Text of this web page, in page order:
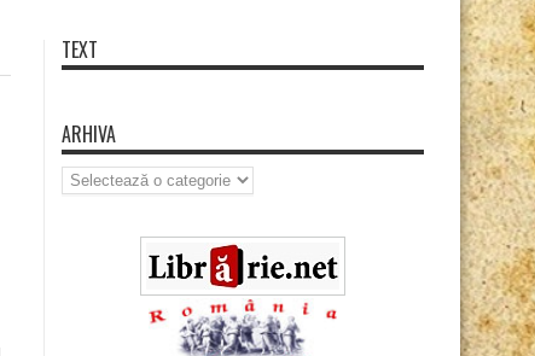
TEXT
ARHIVA
Arhiva